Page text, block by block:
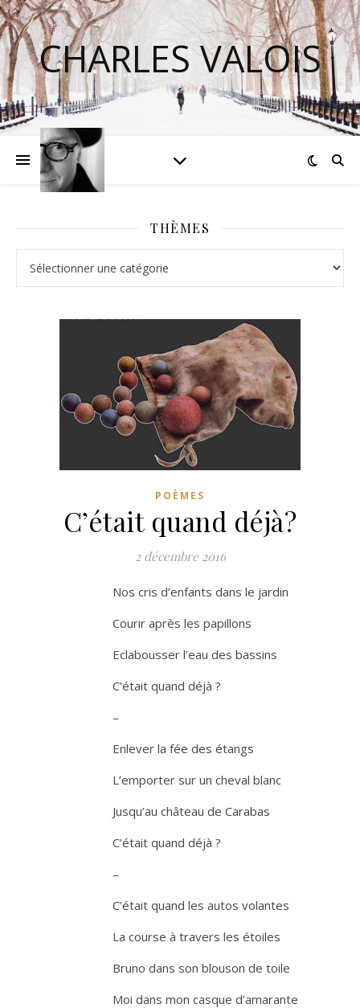
CHARLES VALOIS
THÈMES
POÈMES
C’était quand déjà?
2 décembre 2016
Nos cris d’enfants dans le jardin
Courir après les papillons
Eclabousser l’eau des bassins
C’était quand déjà ?
–
Enlever la fée des étangs
L’emporter sur un cheval blanc
Jusqu’au château de Carabas
C’était quand déjà ?
–
C’était quand les autos volantes
La course à travers les étoiles
Bruno dans son blouson de toile
Moi dans mon casque d’amarante